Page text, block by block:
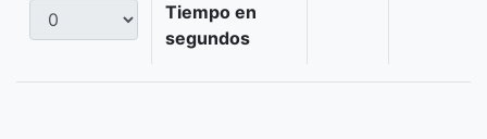
Tiempo en
segundos